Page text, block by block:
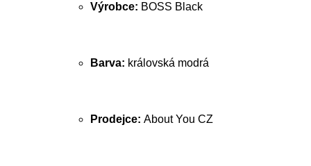
Výrobce: BOSS Black
Barva: královská modrá
Prodejce: About You CZ